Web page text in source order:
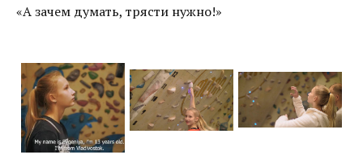
«А зачем думать, трясти нужно!»